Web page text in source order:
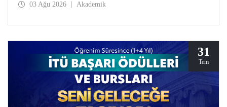
03 Ağu 2026 Akademik
31
Tem